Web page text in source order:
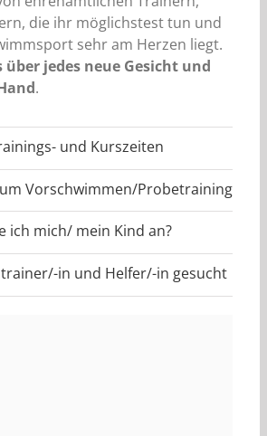
die ihr möglichstest tun und
sehr am Herzen liegt.
über jedes neue Gesicht und
.
und Kurszeiten
Vorschwimmen/Probetraining
ich mich/ mein Kind an?
in und Helfer/-in gesucht